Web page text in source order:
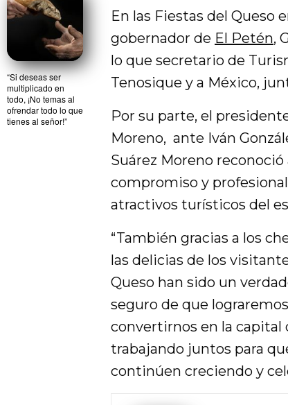
“Si deseas ser
multiplicado en
todo, ¡No temas al
ofrendar todo lo que
tienes al señor!”
En las Fiestas del Queso
gobernador de El Petén,
lo que secretario de
Tenosique y a México,
Por su parte, el
Moreno, ante Iván
Suárez Moreno
compromiso y
atractivos turísticos del
“También gracias a los
las delicias de los
Queso han sido un
seguro de que
convertirnos en la
trabajando juntos para
continúen creciendo y